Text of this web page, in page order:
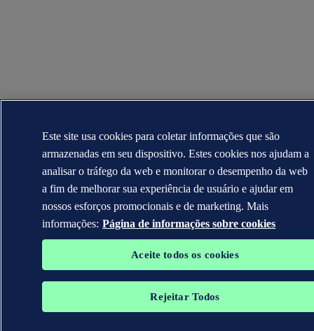
Este site usa cookies para coletar informações que são
armazenadas em seu dispositivo. Estes cookies nos ajudam a
analisar o tráfego da web e monitorar o desempenho da web
a fim de melhorar sua experiência de usuário e ajudar em
nossos esforços promocionais e de marketing. Mais
informações: Página de informações sobre cookies
Aceite todos os cookies
Rejeitar Todos